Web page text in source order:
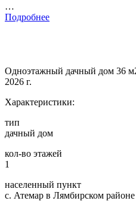
…
Подробнее
Одноэтажный дачный дом 36
2026 г.
Характеристики:
тип
дачный дом
кол-во этажей
1
населенный пункт
с. Атемар в Лямбирском